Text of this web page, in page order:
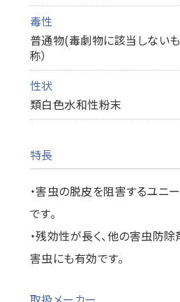
毒性
普通物(毒劇物に該当しない
称）
性状
類白色水和性粉末
特長
・害虫の脱皮を阻害するユニ
です。
・残効性が長く、他の害虫防
害虫にも有効です。